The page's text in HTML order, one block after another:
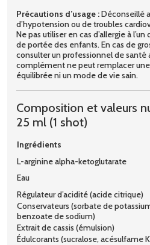
Précautions d’usage :Déconseillé
d’hypotension ou de troubles
Ne pas utiliser en cas d’allergie à
de portée des enfants. En cas de
consulter un professionnel de santé
complément ne peut remplacer
équilibrée ni un mode de vie sain.
Composition et valeurs
25 ml (1 shot)
Ingrédients
L-arginine alpha-ketoglutarate
Eau
Régulateur d’acidité (acide citrique)
Conservateurs (sorbate de
benzoate de sodium)
Extrait de cassis (émulsion)
Édulcorants (sucralose, acésulfame